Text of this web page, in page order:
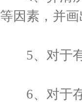
等因素，并
5、对于有
6、对于存